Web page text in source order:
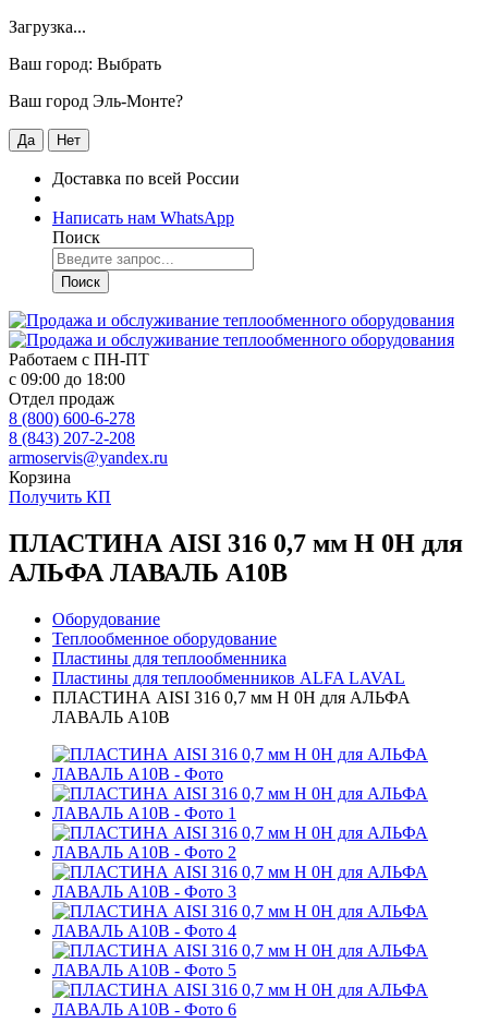
Загрузка...
Ваш город: Выбрать
Ваш город Эль-Монте?
Да Нет
Доставка по всей России
Написать нам WhatsApp
Поиск
Поиск
Работаем с ПН-ПТ
с 09:00 до 18:00
Отдел продаж
8 (800) 600-6-278
8 (843) 207-2-208
armoservis@yandex.ru
Корзина
Получить КП
ПЛАСТИНА AISI 316 0,7 мм H 0H для
АЛЬФА ЛАВАЛЬ A10B
Оборудование
Теплообменное оборудование
Пластины для теплообменника
Пластины для теплообменников ALFA LAVAL
ПЛАСТИНА AISI 316 0,7 мм H 0H для АЛЬФА
ЛАВАЛЬ A10B